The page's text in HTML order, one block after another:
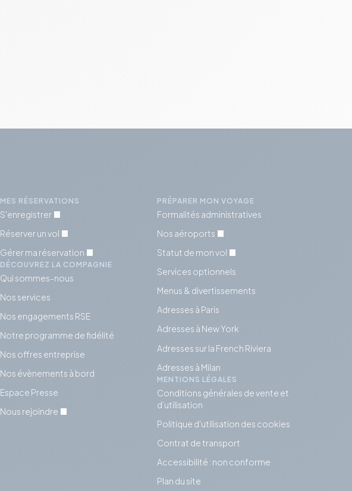
MES RÉSERVATIONS
S'enregistrer
Réserver un vol
Gérer ma réservation
DÉCOUVREZ LA COMPAGNIE
Qui sommes-nous
Nos services
Nos engagements RSE
Notre programme de fidélité
Nos offres entreprise
Nos évènements à bord
Espace Presse
Nous rejoindre
PRÉPARER MON VOYAGE
Formalités administratives
Nos aéroports
Statut de mon vol
Services optionnels
Menus & divertissements
Adresses à Paris
Adresses à New York
Adresses sur la French Riviera
Adresses à Milan
MENTIONS LÉGALES
Conditions générales de vente et
d’utilisation
Politique d'utilisation des cookies
Contrat de transport
Accessibilité : non conforme
Plan du site